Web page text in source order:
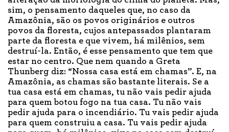
sim, o pensamento daqueles que, no caso da
Amazônia, são os povos originários e outros
povos da floresta, cujos antepassados plantaram
parte da floresta e que vivem, há milênios, sem
destruí-la. Então, é esse pensamento que tem que
estar no centro. Que nem quando a Greta
Thunberg diz: “Nossa casa está em chamas”. E, na
Amazônia, as chamas são bastante literais. Se a
tua casa está em chamas, tu não vais pedir ajuda
para quem botou fogo na tua casa. Tu não vais
pedir ajuda para o incendiário. Tu vais pedir ajuda
para quem construiu a casa. Tu vais pedir ajuda